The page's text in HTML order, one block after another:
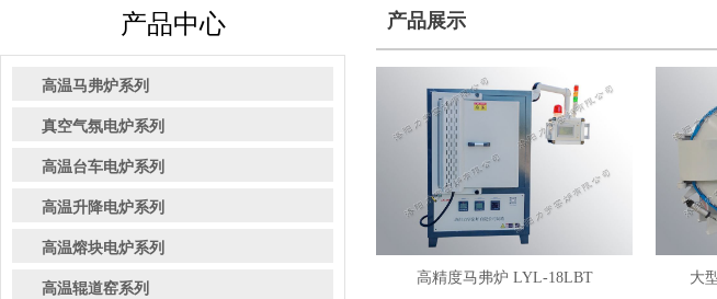
产品中心
高温马弗炉系列
真空气氛电炉系列
高温台车电炉系列
高温升降电炉系列
高温熔块电炉系列
高温辊道窑系列
产品展示
高精度马弗炉 LYL-18LBT 大